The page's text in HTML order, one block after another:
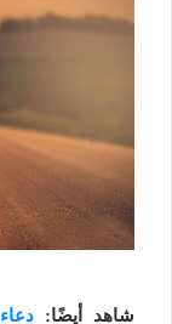
شاهد أيضًا: